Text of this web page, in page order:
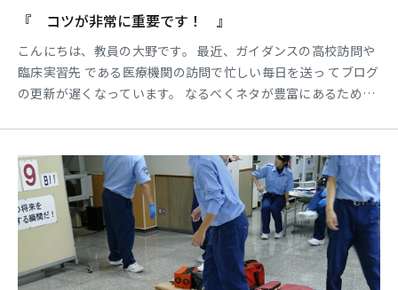
『 コツが非常に重要です！ 』
こんにちは、教員の大野です。 最近、ガイダンスの高校訪問や
臨床実習先 である医療機関の訪問で忙しい毎日を送っ てブログ
の更新が遅くなっています。 なるべくネタが豊富にあるために
ーション実習にお きまして「異物除去」を行っています。 これ
は食事中などに突然、口の中に何か（ 異物）が詰まり、呼吸が
できない傷病者の 方に対して・・・